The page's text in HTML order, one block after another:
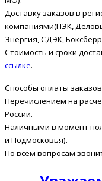
Доставку заказов в
компаниями(ПЭК,
Энергия, СДЭК,
Стоимость и сроки
ссылке.
Способы оплаты
Перечислением на
России.
Наличными в момент
и Подмосковья).
По всем вопросам